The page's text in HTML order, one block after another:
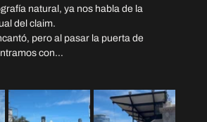
natural, ya nos habla de la
del claim.
pero al pasar la puerta de
con…